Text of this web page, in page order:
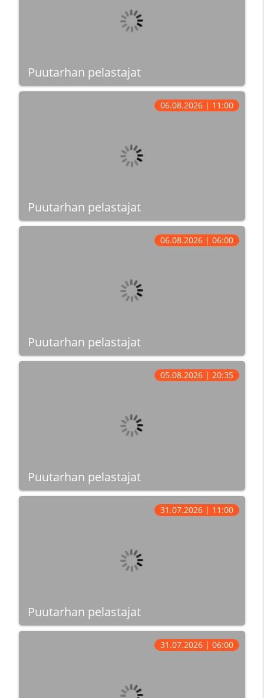
Puutarhan pelastajat
Puutarhan pelastajat
06.08.2026 | 11:00
Puutarhan pelastajat
06.08.2026 | 06:00
Puutarhan pelastajat
05.08.2026 | 20:35
Puutarhan pelastajat
31.07.2026 | 11:00
31.07.2026 | 06:00